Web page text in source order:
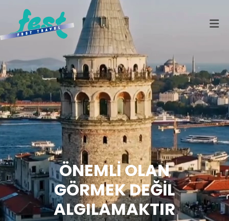
ÖNEMLİ OLAN
GÖRMEK DEĞİL
ALGILAMAKTIR